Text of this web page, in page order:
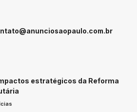
estratégicos da Reforma